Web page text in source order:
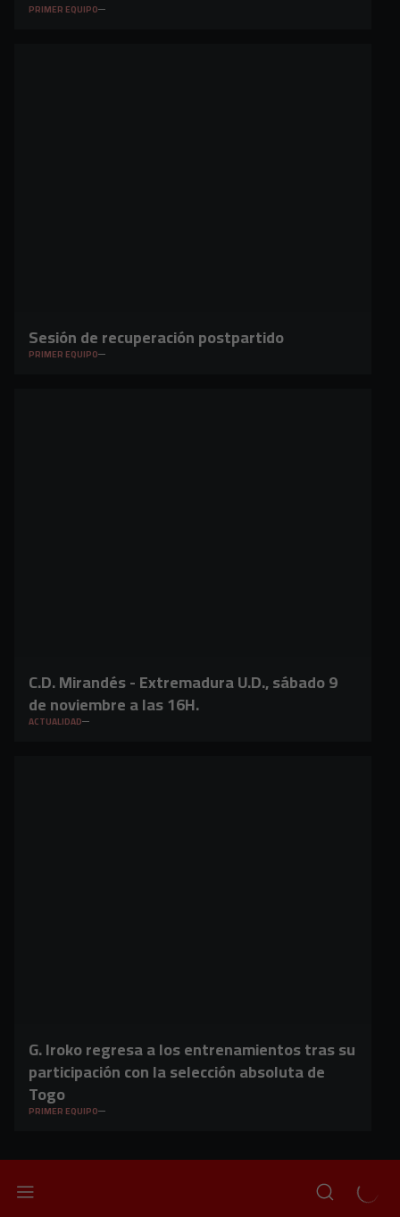
PRIMER EQUIPO
Sesión de recuperación postpartido
PRIMER EQUIPO
C.D. Mirandés - Extremadura U.D., sábado 9
de noviembre a las 16H.
ACTUALIDAD
G. Iroko regresa a los entrenamientos tras su
participación con la selección absoluta de
Togo
PRIMER EQUIPO